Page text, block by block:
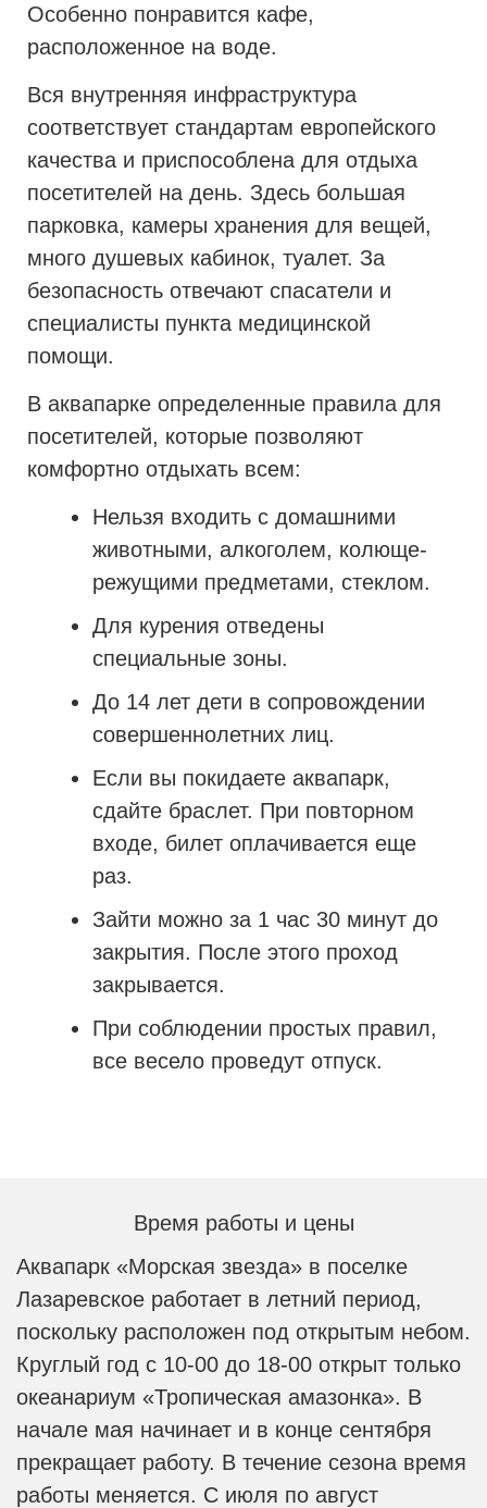
Особенно понравится кафе,
расположенное на воде.
Вся внутренняя инфраструктура
соответствует стандартам европейского
качества и приспособлена для отдыха
посетителей на день. Здесь большая
парковка, камеры хранения для вещей,
много душевых кабинок, туалет. За
безопасность отвечают спасатели и
специалисты пункта медицинской
помощи.
В аквапарке определенные правила для
посетителей, которые позволяют
комфортно отдыхать всем:
Нельзя входить с домашними
животными, алкоголем, колюще-
режущими предметами, стеклом.
Для курения отведены
специальные зоны.
До 14 лет дети в сопровождении
совершеннолетних лиц.
Если вы покидаете аквапарк,
сдайте браслет. При повторном
входе, билет оплачивается еще
раз.
Зайти можно за 1 час 30 минут до
закрытия. После этого проход
закрывается.
При соблюдении простых правил,
все весело проведут отпуск.
Время работы и цены
Аквапарк «Морская звезда» в поселке
Лазаревское работает в летний период,
поскольку расположен под открытым небом.
Круглый год с 10-00 до 18-00 открыт только
океанариум «Тропическая амазонка». В
начале мая начинает и в конце сентября
прекращает работу. В течение сезона время
работы меняется. С июля по август